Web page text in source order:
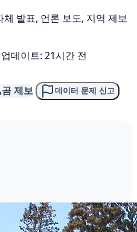
발표, 언론 보도, 지역 제보
데이트: 21시간 전
곰 제보 데이터 문제 신고